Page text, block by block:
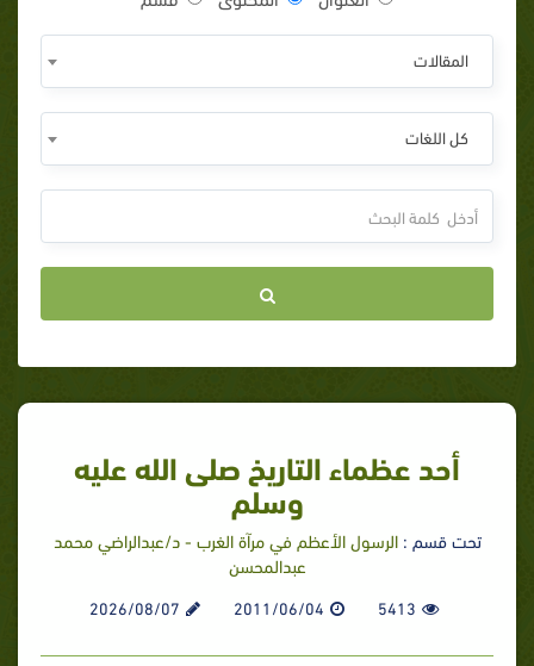
المقالات
كل اللغات
أحد عظماء التاريخ صلى الله عليه
وسلم
تحت قسم :الرسول الأعظم في مرآة الغرب - د/عبدالراضي محمد
عبدالمحسن
5413
2011/06/04
2026/08/07